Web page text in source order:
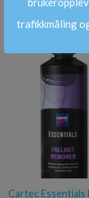
Cartec Essentials
trafikkmåling